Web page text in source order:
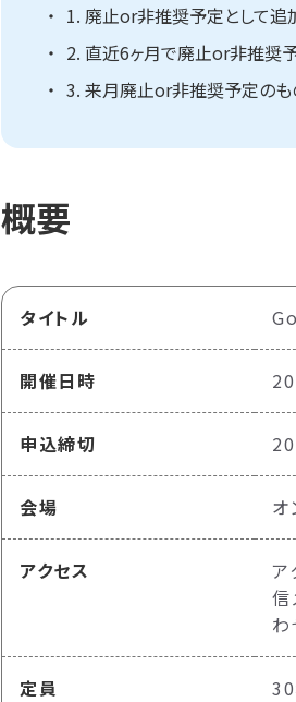
1. 廃止or非推奨予定として追
2. 直近6ヶ月で廃止or非推奨
3. 来月廃止or非推奨予定のも
概要
タイトル
開催日時
申込締切
会場 オ
アクセス
ア
信
わ
定員